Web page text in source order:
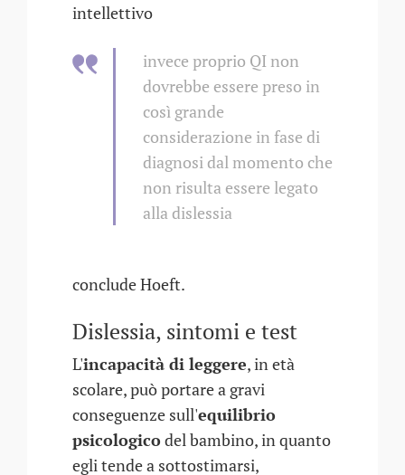
intellettivo
invece proprio QI non
dovrebbe essere preso in
così grande
considerazione in fase di
diagnosi dal momento che
non risulta essere legato
alla dislessia
conclude Hoeft.
Dislessia, sintomi e test
L'incapacità di leggere, in età
scolare, può portare a gravi
conseguenze sull'equilibrio
psicologicodel bambino, in quanto
egli tende a sottostimarsi,